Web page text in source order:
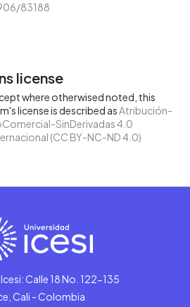
83188
license
where otherwised noted, this
license is described asAtribución-
SinDerivadas 4.0
(CC BY-NC-ND 4.0)
Calle 18 No. 122-135
Cali - Colombia